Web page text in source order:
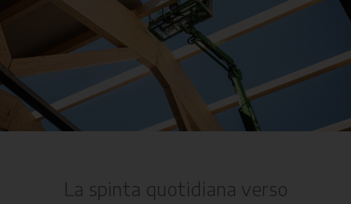
La spinta quotidiana verso